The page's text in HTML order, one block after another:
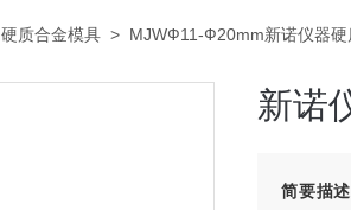
硬质合金模具 > MJWФ11-Ф20mm新诺仪器硬
新诺
简要描述